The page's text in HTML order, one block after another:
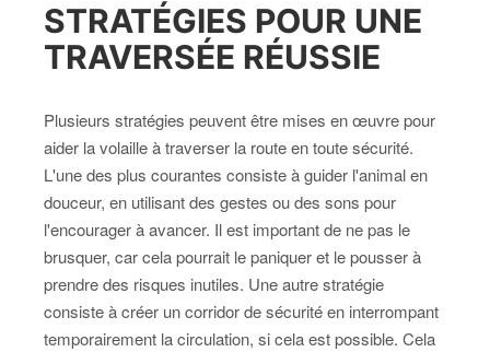
STRATÉGIES POUR UNE
TRAVERSÉE RÉUSSIE
Plusieurs stratégies peuvent être mises en œuvre pour
aider la volaille à traverser la route en toute sécurité.
L'une des plus courantes consiste à guider l'animal en
douceur, en utilisant des gestes ou des sons pour
l'encourager à avancer. Il est important de ne pas le
brusquer, car cela pourrait le paniquer et le pousser à
prendre des risques inutiles. Une autre stratégie
consiste à créer un corridor de sécurité en interrompant
temporairement la circulation, si cela est possible. Cela